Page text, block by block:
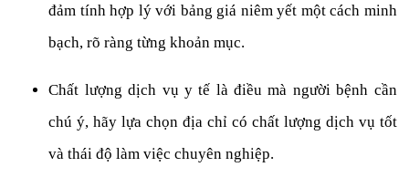
đảm tính hợp lý với bảng giá niêm yết một cách minh
bạch, rõ ràng từng khoản mục.
Chất lượng dịch vụ y tế là điều mà người bệnh cần
chú ý, hãy lựa chọn địa chỉ có chất lượng dịch vụ tốt
và thái độ làm việc chuyên nghiệp.